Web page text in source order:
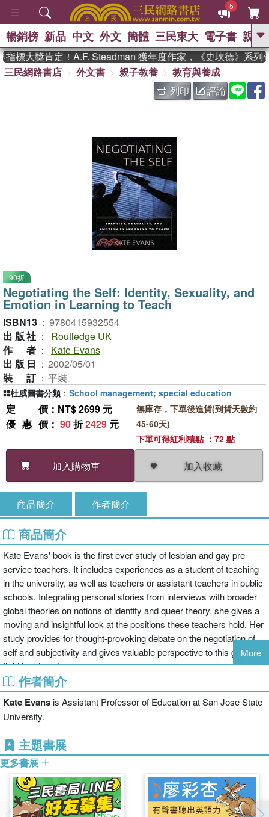
5
GO
熱搜： 東野圭吾 、 高希均教授回憶錄
The Odyssey 、 父親節 、 如果歷
史是一群喵 、 暑期推薦 、 國際布克
偉大的迷走神經
暢銷榜 新品 中文 外文 簡體 三民東大 電子書 親子
標大獎肯定！A.F. Steadman 獲年度作家，《史坎德》系列帶
三民網路書店
外文書 親子教養
教育與養成
列印
評論
90折
Negotiating the Self: Identity, Sexuality, and
Emotion in Learning to Teach
ISBN13 ： 9780415932554
出版社 ：
Routledge UK
作者 ：
Kate Evans
出版日 ： 2002/05/01
裝訂 ： 平裝
定價 ：NT$ 2699 元
優惠價 ： 90折2429 元
加入購物車 加入收藏
無庫存，下單後進貨(到貨天數約
45-60天)
下單可得紅利積點 ：72 點
杜威圖書分類 ： School management; special education
商品簡介 作者簡介
商品簡介
Kate Evans' book is the first ever study of lesbian and gay pre-
service teachers. It includes experiences as a student of teaching
in the university, as well as teachers or assistant teachers in public
schools. Integrating personal stories from interviews with broader
global theories on notions of identity and queer theory, she gives a
moving and insightful look at the positions these teachers hold. Her
study provides for thought-provoking debate on the negotiation of
self and subjectivity and gives valuable perspective to this growing
field in education.
More
作者簡介
Kate Evansis Assistant Professor of Education at San Jose State
University.
主題書展
更多書展